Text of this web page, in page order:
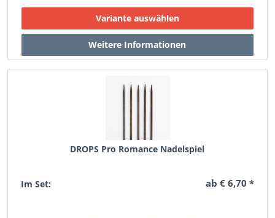
DROPS Pro Romance Nadelspiel
Im Set: ab € 6,70 *